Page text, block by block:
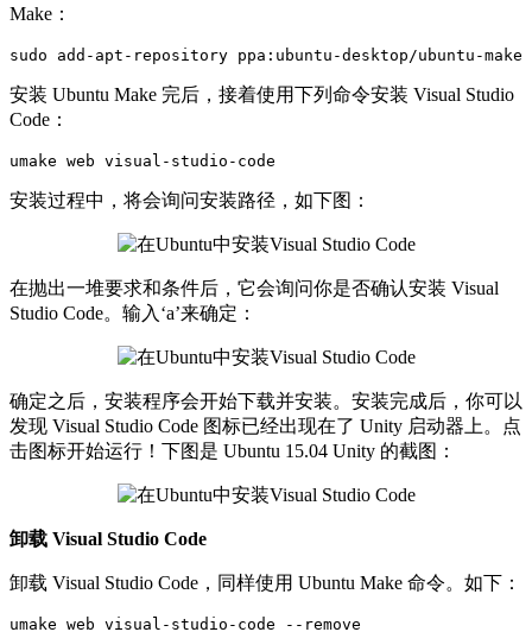
Make：
sudo add-apt-repository ppa:ubuntu-desktop/ubuntu-
安装 Ubuntu Make 完后，接着使用下列命令安装 Visual Studio
Code：
umake web visual-studio-code
安装过程中，将会询问安装路径，如下图：
在抛出一堆要求和条件后，它会询问你是否确认安装 Visual
Studio Code。输入‘a’来确定：
确定之后，安装程序会开始下载并安装。安装完成后，你可以
发现 Visual Studio Code 图标已经出现在了 Unity 启动器上。点
击图标开始运行！下图是 Ubuntu 15.04 Unity 的截图：
卸载 Visual Studio Code
卸载 Visual Studio Code，同样使用 Ubuntu Make 命令。如下：
umake web visual-studio-code --remove